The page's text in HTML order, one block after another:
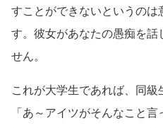
すことができないというの
す。彼女があなたの愚痴を話
せん。
これが大学生であれば、同級
「あ～アイツがそんなこと